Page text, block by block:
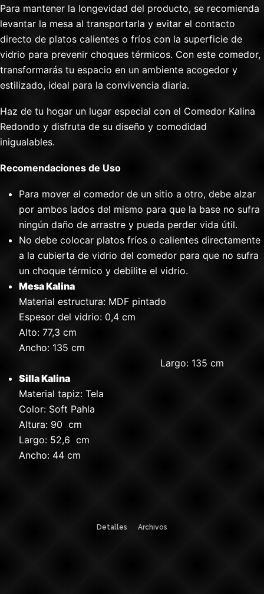
Para mantener la longevidad del producto, se recomienda
levantar la mesa al transportarla y evitar el contacto
directo de platos calientes o fríos con la superficie de
vidrio para prevenir choques térmicos. Con este comedor,
transformarás tu espacio en un ambiente acogedor y
estilizado, ideal para la convivencia diaria.
Haz de tu hogar un lugar especial con el Comedor Kalina
Redondo y disfruta de su diseño y comodidad
inigualables.
Recomendaciones de Uso
Para mover el comedor de un sitio a otro, debe alzar
por ambos lados del mismo para que la base no sufra
ningún daño de arrastre y pueda perder vida útil.
No debe colocar platos fríos o calientes directamente
a la cubierta de vidrio del comedor para que no sufra
un choque térmico y debilite el vidrio.
Mesa Kalina
Material estructura: MDF pintado
Espesor del vidrio: 0,4 cm
Alto: 77,3 cm
Ancho: 135 cm
Largo: 135 cm
Silla Kalina
Material tapiz: Tela
Color: Soft Pahla
Altura: 90 cm
Largo: 52,6 cm
Ancho: 44 cm
Detalles Archivos